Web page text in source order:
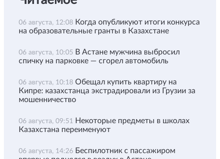
06 августа, 12:08 Когда опубликуют итоги конкурса
на образовательные гранты в Казахстане
06 августа, 10:05 В Астане мужчина выбросил
спичку на парковке — сгорел автомобиль
06 августа, 10:18 Обещал купить квартиру на
Кипре: казахстанца экстрадировали из Грузии за
мошенничество
06 августа, 09:51 Некоторые предметы в школах
Казахстана переименуют
06 августа, 14:26 Беспилотник с пассажиром